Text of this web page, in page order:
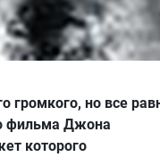
громкого, но все
фильма Джона
которого